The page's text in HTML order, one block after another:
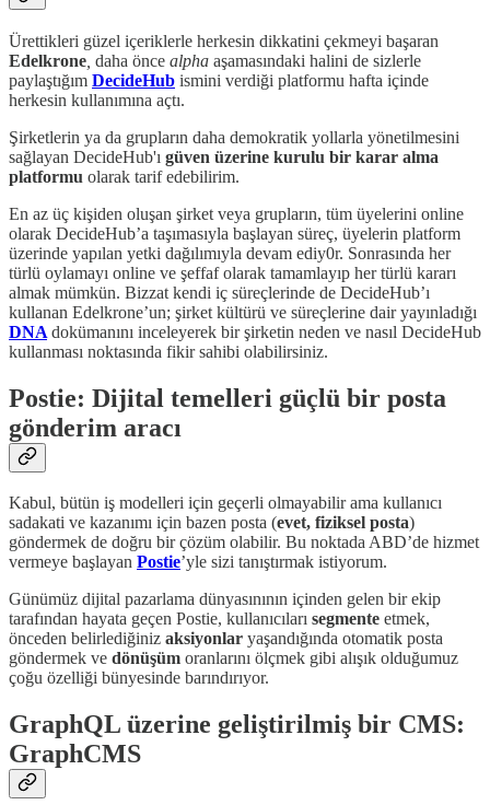
Ürettikleri güzel içeriklerle herkesin dikkatini çekmeyi başaran
Edelkrone daha önce alpha aşamasındaki halini de sizlerle
paylaştığım DecideHub ismini verdiği platformu hafta içinde
herkesin kullanımına açtı.
Şirketlerin ya da grupların daha demokratik yollarla yönetilmesini
sağlayan DecideHub'ı güven üzerine kurulu bir karar alma
platformu olarak tarif edebilirim.
En az üç kişiden oluşan şirket veya grupların, tüm üyelerini online
olarak DecideHub’a taşımasıyla başlayan süreç, üyelerin platform
üzerinde yapılan yetki dağılımıyla devam ediy0r. Sonrasında her
türlü oylamayı online ve şeffaf olarak tamamlayıp her türlü kararı
almak mümkün. Bizzat kendi iç süreçlerinde de DecideHub’ı
kullanan Edelkrone’un; şirket kültürü ve süreçlerine dair yayınladığı
DNA dokümanını inceleyerek bir şirketin neden ve nasıl DecideHub
kullanması noktasında fikir sahibi olabilirsiniz.
Postie: Dijital temelleri güçlü bir posta
gönderim aracı
Kabul, bütün iş modelleri için geçerli olmayabilir ama kullanıcı
sadakati ve kazanımı için bazen posta (evet, fiziksel posta)
göndermek de doğru bir çözüm olabilir. Bu noktada ABD’de hizmet
vermeye başlayan Postie’yle sizi tanıştırmak istiyorum.
Günümüz dijital pazarlama dünyasınının içinden gelen bir ekip
tarafından hayata geçen Postie, kullanıcıları segmente etmek,
önceden belirlediğiniz aksiyonlar yaşandığında otomatik posta
göndermek ve dönüşüm oranlarını ölçmek gibi alışık olduğumuz
çoğu özelliği bünyesinde barındırıyor.
GraphQL üzerine geliştirilmiş bir CMS:
GraphCMS